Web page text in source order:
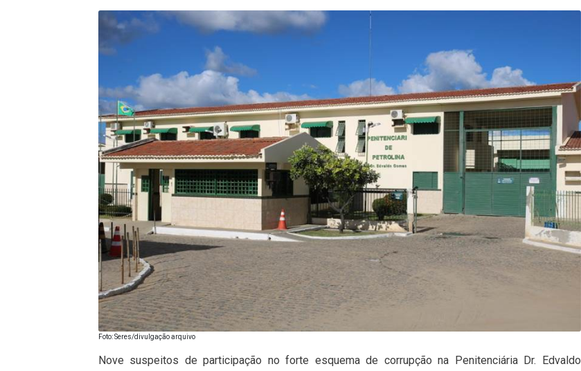
Foto: Seres/divulgação arquivo
Nove suspeitos de participação no forte esquema de corrupção na Penitenciária Dr. Edvaldo